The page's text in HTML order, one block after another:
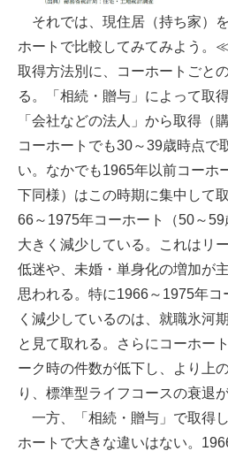
それでは、現住居（持ち家）
ホートで比較してみてみよう
取得方法別に、コーホートごと
る。「相続・贈与」によって取
「会社などの法人」から取得（
コーホートでも30～39歳時点で
い。なかでも1965年以前コーホ
下同様）はこの時期に集中して
66～1975年コーホート（50～
大きく減少している。これはリ
低迷や、未婚・単身化の増加が
思われる。特に1966～1975年コ
く減少しているのは、就職氷河
と見て取れる。さらにコーホー
ーク時の件数が低下し、より上
り、標準型ライフコースの衰退
一方、「相続・贈与」で取得
ホートで大きな違いはない。